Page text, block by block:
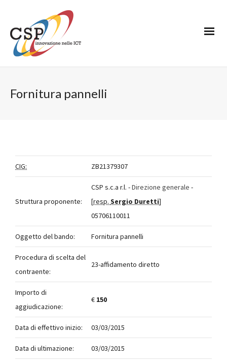
Fornitura pannelli
CIG: ZB21379307
Struttura proponente:
CSP s.c.a r.l. -Direzione generale -
[resp. Sergio Duretti]
05706110011
Oggetto del bando: Fornitura pannelli
Procedura di scelta del
contraente:
23-affidamento diretto
Importo di
aggiudicazione:
€ 150
Data di effettivo inizio: 03/03/2015
Data di ultimazione: 03/03/2015